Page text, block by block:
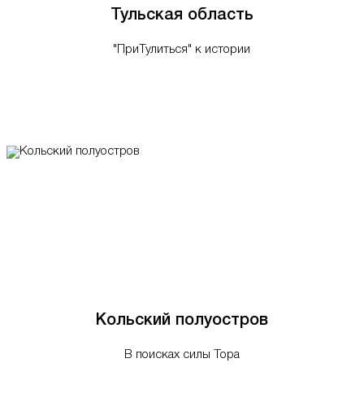
Тульская область
"ПриТулиться" к истории
Кольский полуостров
В поисках силы Тора